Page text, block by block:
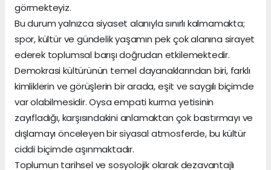
görmekteyiz.
Bu durum yalnızca siyaset alanıyla sınırlı kalmamakta;
spor, kültür ve gündelik yaşamın pek çok alanına sirayet
ederek toplumsal barışı doğrudan etkilemektedir.
Demokrasi kültürünün temel dayanaklarından biri, farklı
kimliklerin ve görüşlerin bir arada, eşit ve saygılı biçimde
var olabilmesidir. Oysa empati kurma yetisinin
zayıfladığı, karşısındakini anlamaktan çok bastırmayı ve
dışlamayı önceleyen bir siyasal atmosferde, bu kültür
ciddi biçimde aşınmaktadır.
Toplumun tarihsel ve sosyolojik olarak dezavantajlı